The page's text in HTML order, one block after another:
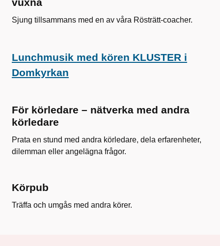
Sjung tillsammans med en av våra Rösträtt-coacher.
Lunchmusik med kören KLUSTER i
Domkyrkan
För körledare – nätverka med andra
körledare
Prata en stund med andra körledare, dela erfarenheter,
dilemman eller angelägna frågor.
Körpub
Träffa och umgås med andra körer.